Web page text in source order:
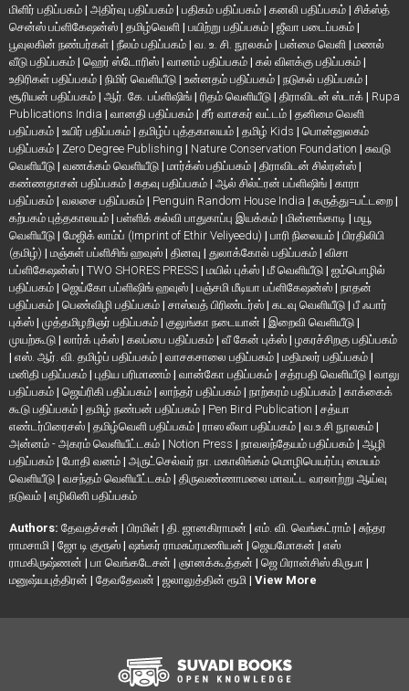
மிளிர் பதிப்பகம் | அதிர்வு பதிப்பகம் | பதிகம் பதிப்பகம் | கனலி பதிப்பகம் | சிக்ஸ்த்
சென்ஸ் பப்ளிகேஷன்ஸ் | தமிழ்வெளி | பயிற்று பதிப்பகம் | ஜீவா படைப்பகம் |
பூவுலகின் நண்பர்கள் | நீலம் பதிப்பகம் | வ. உ. சி. நூலகம் | பன்மை வெளி | மணல்
வீடு பதிப்பகம் | ஹெர் ஸ்டோரிஸ் | வானம் பதிப்பகம் | கல் விளக்கு பதிப்பகம் |
உதிரிகள் பதிப்பகம் | நிமிர் வெளியீடு | உன்னதம் பதிப்பகம் | நடுகல் பதிப்பகம் |
சூரியன் பதிப்பகம் | ஆர். கே. பப்ளிஷிங் | ரிதம் வெளியீடு | திராவிடன் ஸ்டாக் | Rupa
Publications India | வானதி பதிப்பகம் | சீர் வாசகர் வட்டம் | தனிமை வெளி
பதிப்பகம் | உயிர் பதிப்பகம் | தமிழ்ப் புத்தகாலயம் | தமிழ் Kids | பொன்னுலகம்
பதிப்பகம் | Zero Degree Publishing | Nature Conservation Foundation | சுவடு
வெளியீடு | வணக்கம் வெளியீடு | மார்க்ஸ் பதிப்பகம் | திராவிடன் சில்ரன்ஸ் |
கண்ணதாசன் பதிப்பகம் | கதவு பதிப்பகம் | ஆல் சில்ட்ரன் பப்ளிஷிங் | காரா
பதிப்பகம் | வலசை பதிப்பகம் | Penguin Random House India | கருத்து=பட்டறை |
கற்பகம் புத்தகாலயம் | பள்ளிக் கல்வி பாதுகாப்பு இயக்கம் | மின்னங்காடி | மயூ
வெளியீடு | மேஜிக் லாம்ப் (Imprint of Ethir Veliyeedu) | பாரி நிலையம் | பிரதிலிபி
(தமிழ்) | மஞ்சுள் பப்ளிசிங் ஹவுஸ் | தினவு | துலாக்கோல் பதிப்பகம் | விசா
பப்ளிகேஷன்ஸ் | TWO SHORES PRESS | மயில் புக்ஸ் | மீ வெளியீடு | ஐம்பொழில்
பதிப்பகம் | ஜெய்கோ பப்ளிஷிங் ஹவுஸ் | பஞ்சமி மீடியா பப்ளிகேஷன்ஸ் | நாதன்
பதிப்பகம் | பெண்விழி பதிப்பகம் | சாஸ்வத் பிரிண்டர்ஸ் | கடவு வெளியீடு | பீ ஃபார்
புக்ஸ் | முத்தமிழறிஞர் பதிப்பகம் | குலுங்கா நடையான் | இறைவி வெளியீடு |
முயற்கூடு | லார்க் புக்ஸ் | கலப்பை பதிப்பகம் | வீ கேன் புக்ஸ் | ழகரச்சிறகு பதிப்பகம்
| எஸ். ஆர். வி. தமிழ்ப் பதிப்பகம் | வாசகசாலை பதிப்பகம் | மதிமலர் பதிப்பகம் |
மனிதி பதிப்பகம் | புதிய பரிமாணம் | வான்கோ பதிப்பகம் | சத்ரபதி வெளியீடு | வாலு
பதிப்பகம் | ஜெய்ரிகி பதிப்பகம் | லாந்தர் பதிப்பகம் | நாற்கரம் பதிப்பகம் | காக்கைக்
கூடு பதிப்பகம் | தமிழ் நண்பன் பதிப்பகம் | Pen Bird Publication | சத்யா
எண்டர்பிரைசஸ் | தமிழ்வெளி பதிப்பகம் | ராஸ லீலா பதிப்பகம் | வ.உ.சி நூலகம் |
அன்னம் - அகரம் வெளியீட்டகம் | Notion Press | நாவலந்தேயம் பதிப்பகம் | ஆழி
பதிப்பகம் | போதி வனம் | அருட்செல்வர் நா. மகாலிங்கம் மொழிபெயர்ப்பு மையம்
வெளியீடு | வசந்தம் வெளியீட்டகம் | திருவண்ணாமலை மாவட்ட வரலாற்று ஆய்வு
நடுவம் | எழிலினி பதிப்பகம்
Authors: தேவதச்சன் | பிரமிள் | தி. ஜானகிராமன் | எம். வி. வெங்கட்ராம் | சுந்தர
ராமசாமி | ஜோ டி குரூஸ் | ஷங்கர் ராமசுப்ரமணியன் | ஜெயமோகன் | எஸ்
ராமகிருஷ்ணன் | பா வெங்கடேசன் | ஞானக்கூத்தன் | ஜெ பிரான்சிஸ் கிருபா |
மனுஷ்யபுத்திரன் | தேவதேவன் | ஜலாலுத்தின் ரூமி | View More